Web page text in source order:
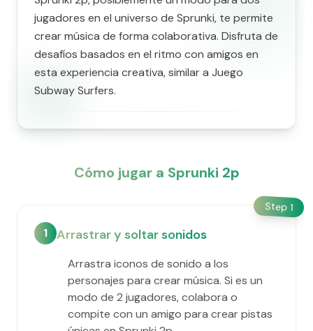
jugadores en el universo de Sprunki, te permite
crear música de forma colaborativa. Disfruta de
desafíos basados en el ritmo con amigos en
esta experiencia creativa, similar a Juego
Subway Surfers.
Cómo jugar a Sprunki 2p
Step 1
1 Arrastrar y soltar sonidos
Arrastra iconos de sonido a los
personajes para crear música. Si es un
modo de 2 jugadores, colabora o
compite con un amigo para crear pistas